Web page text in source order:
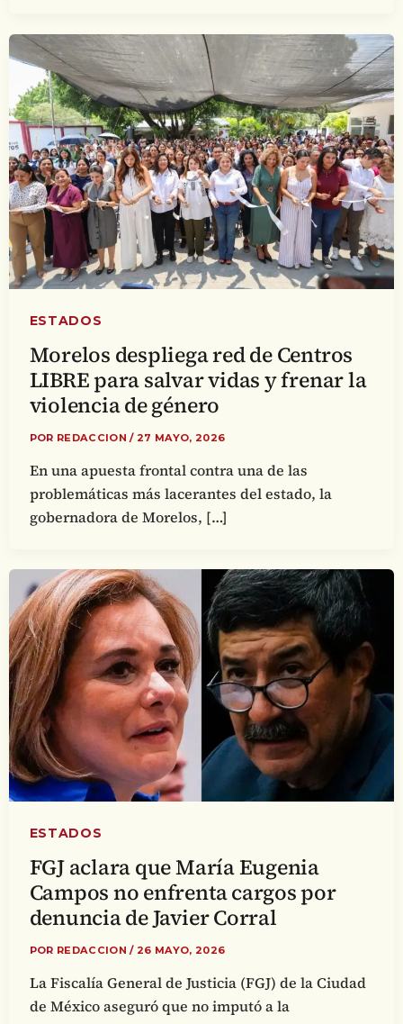
ESTADOS
Morelos despliega red de Centros
LIBRE para salvar vidas y frenar la
violencia de género
POR REDACCION/ 27 MAYO, 2026
En una apuesta frontal contra una de las
problemáticas más lacerantes del estado, la
gobernadora de Morelos, […]
ESTADOS
FGJ aclara que María Eugenia
Campos no enfrenta cargos por
denuncia de Javier Corral
POR REDACCION/ 26 MAYO, 2026
La Fiscalía General de Justicia (FGJ) de la Ciudad
de México aseguró que no imputó a la